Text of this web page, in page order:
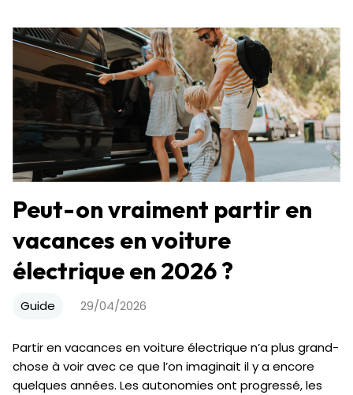
Peut-on vraiment partir en
vacances en voiture
électrique en 2026 ?
Guide 29/04/2026
Partir en vacances en voiture électrique n’a plus grand-
chose à voir avec ce que l’on imaginait il y a encore
quelques années. Les autonomies ont progressé, les